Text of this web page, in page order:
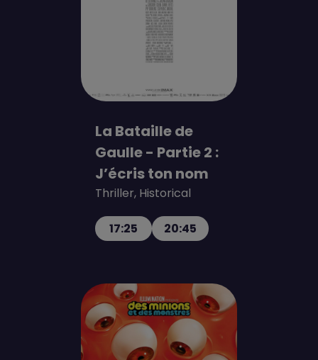
La Bataille de
Gaulle - Partie 2 :
J’écris ton nom
Thriller, Historical
17:25 20:45